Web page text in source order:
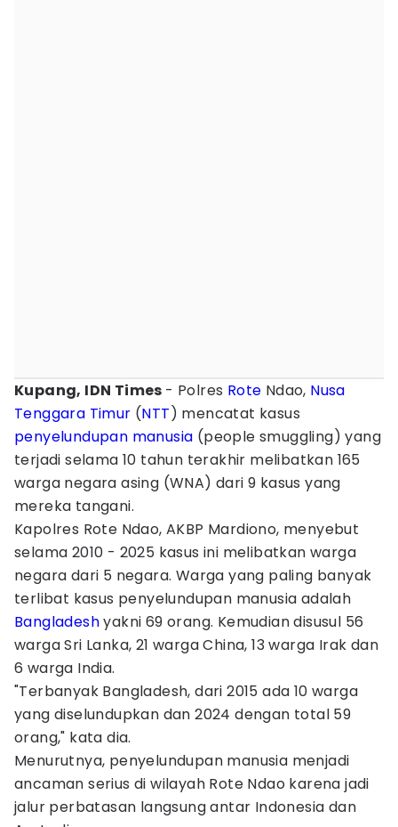
Kupang, IDN Times - Polres Rote Ndao, Nusa
Tenggara Timur (NTT) mencatat kasus
penyelundupan manusia (people smuggling) yang
terjadi selama 10 tahun terakhir melibatkan 165
warga negara asing (WNA) dari 9 kasus yang
mereka tangani.
Kapolres Rote Ndao, AKBP Mardiono, menyebut
selama 2010 - 2025 kasus ini melibatkan warga
negara dari 5 negara. Warga yang paling banyak
terlibat kasus penyelundupan manusia adalah
Bangladeshyakni 69 orang. Kemudian disusul 56
warga Sri Lanka, 21 warga China, 13 warga Irak dan
6 warga India.
"Terbanyak Bangladesh, dari 2015 ada 10 warga
yang diselundupkan dan 2024 dengan total 59
orang," kata dia.
Menurutnya, penyelundupan manusia menjadi
ancaman serius di wilayah Rote Ndao karena jadi
jalur perbatasan langsung antar Indonesia dan